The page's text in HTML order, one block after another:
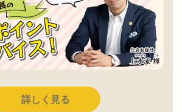
詳しく見る